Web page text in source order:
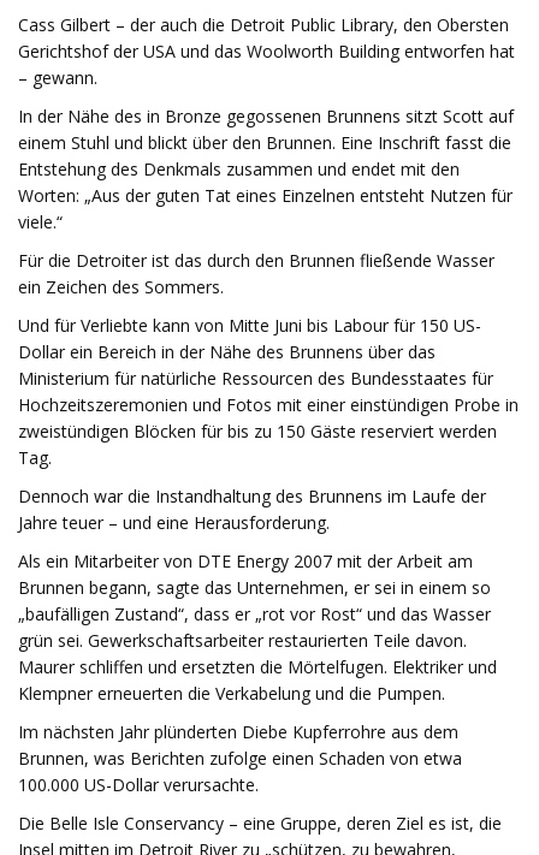
Cass Gilbert – der auch die Detroit Public Library, den Obersten
Gerichtshof der USA und das Woolworth Building entworfen hat
– gewann.
In der Nähe des in Bronze gegossenen Brunnens sitzt Scott auf
einem Stuhl und blickt über den Brunnen. Eine Inschrift fasst die
Entstehung des Denkmals zusammen und endet mit den
Worten: „Aus der guten Tat eines Einzelnen entsteht Nutzen für
viele.“
Für die Detroiter ist das durch den Brunnen fließende Wasser
ein Zeichen des Sommers.
Und für Verliebte kann von Mitte Juni bis Labour für 150 US-
Dollar ein Bereich in der Nähe des Brunnens über das
Ministerium für natürliche Ressourcen des Bundesstaates für
Hochzeitszeremonien und Fotos mit einer einstündigen Probe in
zweistündigen Blöcken für bis zu 150 Gäste reserviert werden
Tag.
Dennoch war die Instandhaltung des Brunnens im Laufe der
Jahre teuer – und eine Herausforderung.
Als ein Mitarbeiter von DTE Energy 2007 mit der Arbeit am
Brunnen begann, sagte das Unternehmen, er sei in einem so
„baufälligen Zustand“, dass er „rot vor Rost“ und das Wasser
grün sei. Gewerkschaftsarbeiter restaurierten Teile davon.
Maurer schliffen und ersetzten die Mörtelfugen. Elektriker und
Klempner erneuerten die Verkabelung und die Pumpen.
Im nächsten Jahr plünderten Diebe Kupferrohre aus dem
Brunnen, was Berichten zufolge einen Schaden von etwa
100.000 US-Dollar verursachte.
Die Belle Isle Conservancy – eine Gruppe, deren Ziel es ist, die
Insel mitten im Detroit River zu „schützen, zu bewahren,